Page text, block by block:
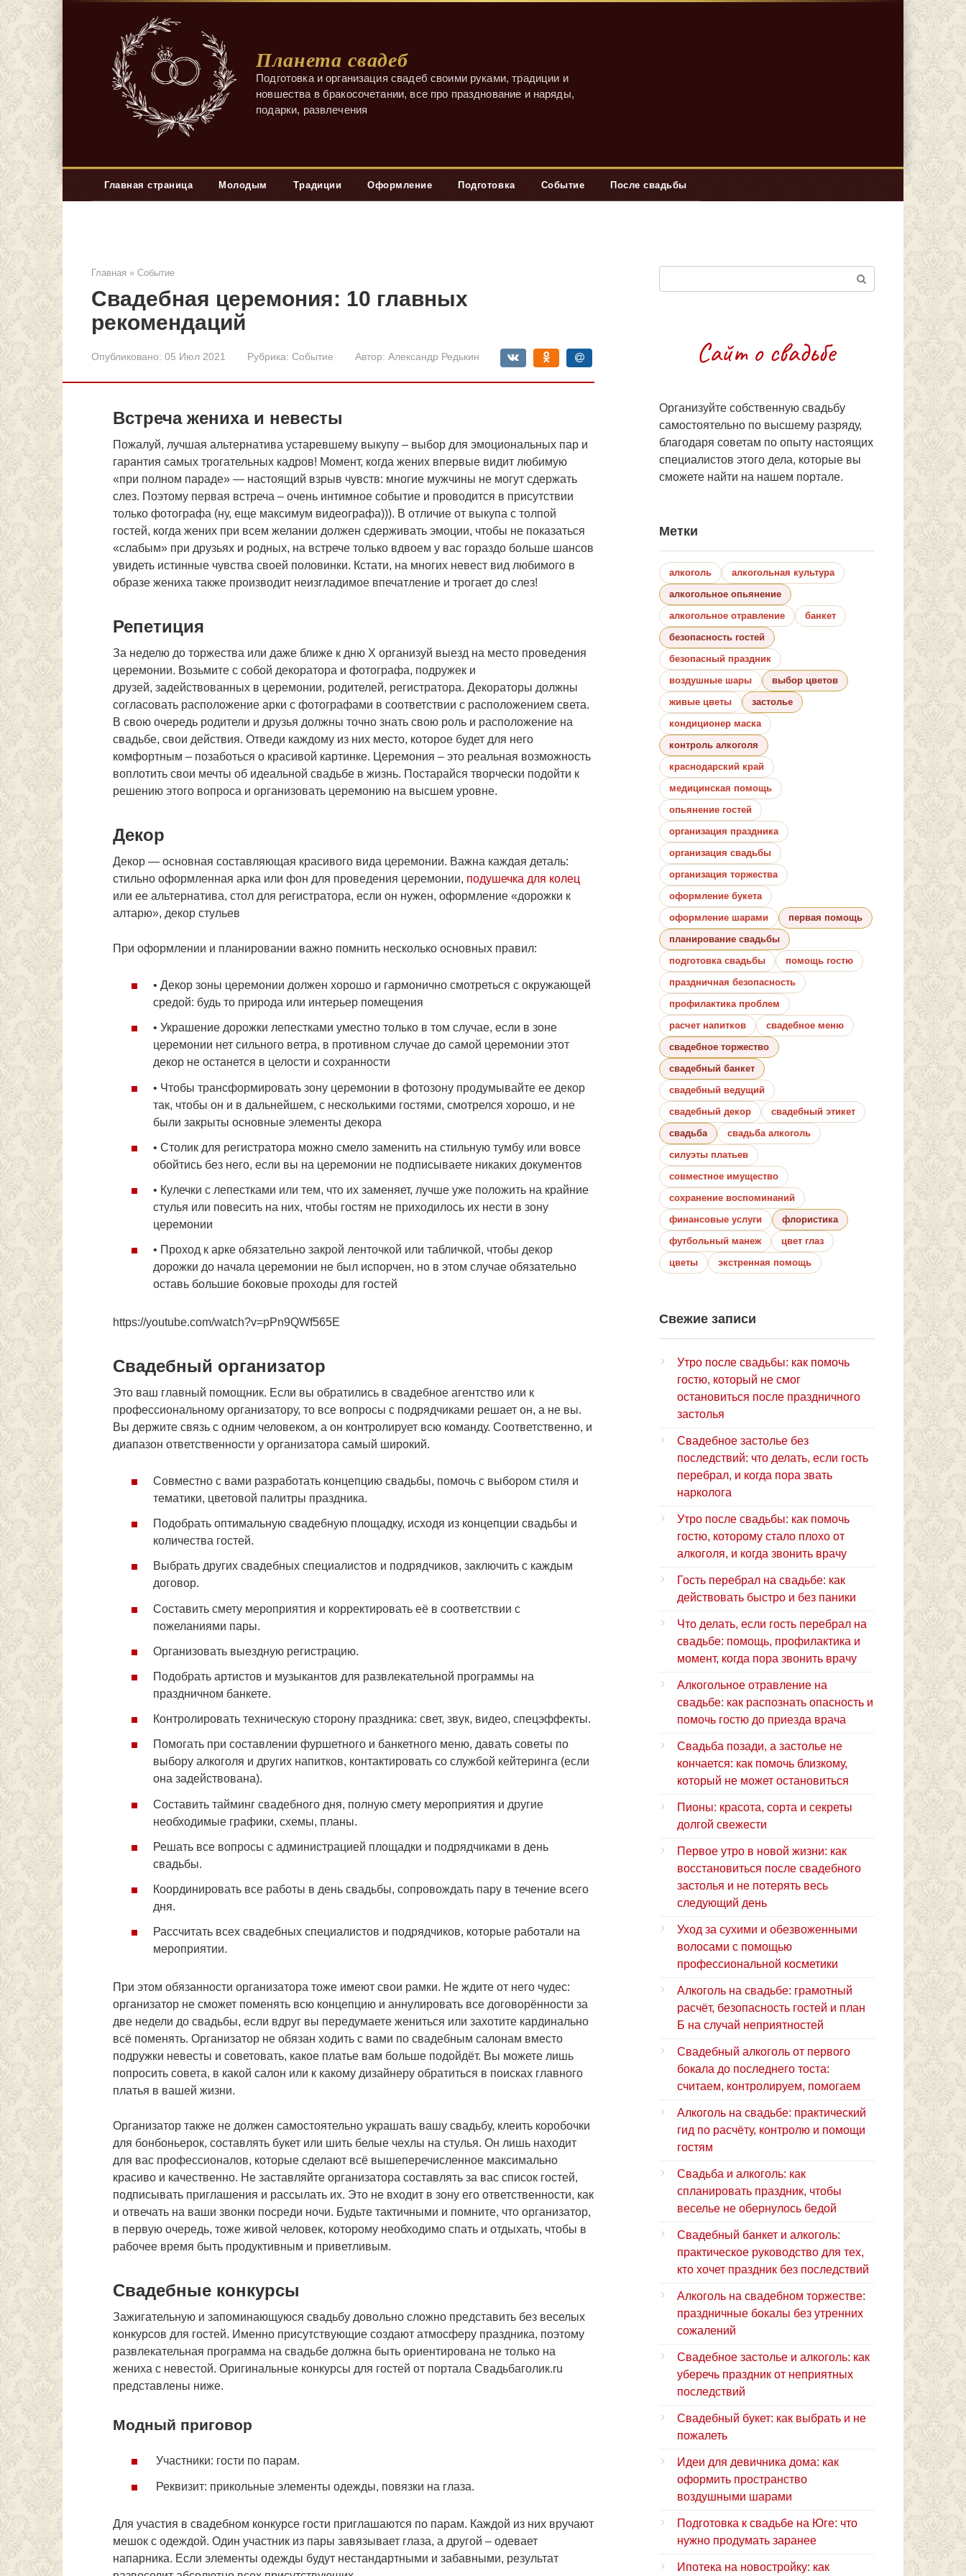
Планета свадеб
Подготовка и организация свадеб своими руками, традиции и
новшества в бракосочетании, все про празднование и наряды,
подарки, развлечения
Главная страница Молодым Традиции Оформление Подготовка Событие После свадьбы
Главная » Событие
Свадебная церемония: 10 главных
рекомендаций
Опубликовано: 05 Июл 2021 Рубрика: Событие Автор: Александр Редькин
Встреча жениха и невесты
Пожалуй, лучшая альтернатива устаревшему выкупу – выбор для эмоциональных пар и
гарантия самых трогательных кадров! Момент, когда жених впервые видит любимую
«при полном параде» — настоящий взрыв чувств: многие мужчины не могут сдержать
слез. Поэтому первая встреча – очень интимное событие и проводится в присутствии
только фотографа (ну, еще максимум видеографа))). В отличие от выкупа с толпой
гостей, когда жених при всем желании должен сдерживать эмоции, чтобы не показаться
«слабым» при друзьях и родных, на встрече только вдвоем у вас гораздо больше шансов
увидеть истинные чувства своей половинки. Кстати, на многих невест вид любимого в
образе жениха также производит неизгладимое впечатление и трогает до слез!
Репетиция
За неделю до торжества или даже ближе к дню Х организуй выезд на место проведения
церемонии. Возьмите с собой декоратора и фотографа, подружек и
друзей, задействованных в церемонии, родителей, регистратора. Декораторы должны
согласовать расположение арки с фотографами в соответствии с расположением света.
В свою очередь родители и друзья должны точно знать свою роль и расположение на
свадьбе, свои действия. Отведи каждому из них место, которое будет для него
комфортным – позаботься о красивой картинке. Церемония – это реальная возможность
воплотить свои мечты об идеальной свадьбе в жизнь. Постарайся творчески подойти к
решению этого вопроса и организовать церемонию на высшем уровне.
Декор
Декор — основная составляющая красивого вида церемонии. Важна каждая деталь:
стильно оформленная арка или фон для проведения церемонии, подушечка для колец
или ее альтернатива, стол для регистратора, если он нужен, оформление «дорожки к
алтарю», декор стульев
При оформлении и планировании важно помнить несколько основных правил:
• Декор зоны церемонии должен хорошо и гармонично смотреться с окружающей
средой: будь то природа или интерьер помещения
• Украшение дорожки лепестками уместно только в том случае, если в зоне
церемонии нет сильного ветра, в противном случае до самой церемонии этот
декор не останется в целости и сохранности
• Чтобы трансформировать зону церемонии в фотозону продумывайте ее декор
так, чтобы он и в дальнейшем, с несколькими гостями, смотрелся хорошо, и не
были закрыты основные элементы декора
• Столик для регистратора можно смело заменить на стильную тумбу или вовсе
обойтись без него, если вы на церемонии не подписываете никаких документов
• Кулечки с лепестками или тем, что их заменяет, лучше уже положить на крайние
стулья или повесить на них, чтобы гостям не приходилось их нести в зону
церемонии
• Проход к арке обязательно закрой ленточкой или табличкой, чтобы декор
дорожки до начала церемонии не был испорчен, но в этом случае обязательно
оставь большие боковые проходы для гостей
https://youtube.com/watch?v=pPn9QWf565E
Свадебный организатор
Это ваш главный помощник. Если вы обратились в свадебное агентство или к
профессиональному организатору, то все вопросы с подрядчиками решает он, а не вы.
Вы держите связь с одним человеком, а он контролирует всю команду. Соответственно, и
диапазон ответственности у организатора самый широкий.
Совместно с вами разработать концепцию свадьбы, помочь с выбором стиля и
тематики, цветовой палитры праздника.
Подобрать оптимальную свадебную площадку, исходя из концепции свадьбы и
количества гостей.
Выбрать других свадебных специалистов и подрядчиков, заключить с каждым
договор.
Составить смету мероприятия и корректировать её в соответствии с
пожеланиями пары.
Организовать выездную регистрацию.
Подобрать артистов и музыкантов для развлекательной программы на
праздничном банкете.
Контролировать техническую сторону праздника: свет, звук, видео, спецэффекты.
Помогать при составлении фуршетного и банкетного меню, давать советы по
выбору алкоголя и других напитков, контактировать со службой кейтеринга (если
она задействована).
Составить тайминг свадебного дня, полную смету мероприятия и другие
необходимые графики, схемы, планы.
Решать все вопросы с администрацией площадки и подрядчиками в день
свадьбы.
Координировать все работы в день свадьбы, сопровождать пару в течение всего
дня.
Рассчитать всех свадебных специалистов и подрядчиков, которые работали на
мероприятии.
При этом обязанности организатора тоже имеют свои рамки. Не ждите от него чудес:
организатор не сможет поменять всю концепцию и аннулировать все договорённости за
две недели до свадьбы, если вдруг вы передумаете жениться или захотите кардинально
всё поменять. Организатор не обязан ходить с вами по свадебным салонам вместо
подружки невесты и советовать, какое платье вам больше подойдёт. Вы можете лишь
попросить совета, в какой салон или к какому дизайнеру обратиться в поисках главного
платья в вашей жизни.
Организатор также не должен самостоятельно украшать вашу свадьбу, клеить коробочки
для бонбоньерок, составлять букет или шить белые чехлы на стулья. Он лишь находит
для вас профессионалов, которые сделают всё вышеперечисленное максимально
красиво и качественно. Не заставляйте организатора составлять за вас список гостей,
подписывать приглашения и рассылать их. Это не входит в зону его ответственности, как
и отвечать на ваши звонки посреди ночи. Будьте тактичными и помните, что организатор,
в первую очередь, тоже живой человек, которому необходимо спать и отдыхать, чтобы в
рабочее время быть продуктивным и приветливым.
Свадебные конкурсы
Зажигательную и запоминающуюся свадьбу довольно сложно представить без веселых
конкурсов для гостей. Именно присутствующие создают атмосферу праздника, поэтому
развлекательная программа на свадьбе должна быть ориентирована не только на
жениха с невестой. Оригинальные конкурсы для гостей от портала Свадьбаголик.ru
представлены ниже.
Модный приговор
Участники: гости по парам.
Реквизит: прикольные элементы одежды, повязки на глаза.
Для участия в свадебном конкурсе гости приглашаются по парам. Каждой из них вручают
мешок с одеждой. Один участник из пары завязывает глаза, а другой – одевает
напарника. Если элементы одежды будут нестандартными и забавными, результат
Организуйте собственную свадьбу
самостоятельно по высшему разряду,
благодаря советам по опыту настоящих
специалистов этого дела, которые вы
сможете найти на нашем портале.
Метки
алкоголь
алкогольная культура
алкогольное опьянение
алкогольное отравление
банкет
безопасность гостей
безопасный праздник
воздушные шары
выбор цветов
живые цветы
застолье
кондиционер маска
контроль алкоголя
краснодарский край
медицинская помощь
опьянение гостей
организация праздника
организация свадьбы
организация торжества
оформление букета
оформление шарами
первая помощь
планирование свадьбы
подготовка свадьбы
помощь гостю
праздничная безопасность
профилактика проблем
расчет напитков
свадебное меню
свадебное торжество
свадебный банкет
свадебный ведущий
свадебный декор
свадебный этикет
свадьба
свадьба алкоголь
силуэты платьев
совместное имущество
сохранение воспоминаний
финансовые услуги
флористика
футбольный манеж
цвет глаз
цветы
экстренная помощь
Свежие записи
Утро после свадьбы: как помочь
гостю, который не смог
остановиться после праздничного
застолья
Свадебное застолье без
последствий: что делать, если гость
перебрал, и когда пора звать
нарколога
Утро после свадьбы: как помочь
гостю, которому стало плохо от
алкоголя, и когда звонить врачу
Гость перебрал на свадьбе: как
действовать быстро и без паники
Что делать, если гость перебрал на
свадьбе: помощь, профилактика и
момент, когда пора звонить врачу
Алкогольное отравление на
свадьбе: как распознать опасность и
помочь гостю до приезда врача
Свадьба позади, а застолье не
кончается: как помочь близкому,
который не может остановиться
Пионы: красота, сорта и секреты
долгой свежести
Первое утро в новой жизни: как
восстановиться после свадебного
застолья и не потерять весь
следующий день
Уход за сухими и обезвоженными
волосами с помощью
профессиональной косметики
Алкоголь на свадьбе: грамотный
расчёт, безопасность гостей и план
Б на случай неприятностей
Свадебный алкоголь от первого
бокала до последнего тоста:
считаем, контролируем, помогаем
Алкоголь на свадьбе: практический
гид по расчёту, контролю и помощи
гостям
Свадьба и алкоголь: как
спланировать праздник, чтобы
веселье не обернулось бедой
Свадебный банкет и алкоголь:
практическое руководство для тех,
кто хочет праздник без последствий
Алкоголь на свадебном торжестве:
праздничные бокалы без утренних
сожалений
Свадебное застолье и алкоголь: как
уберечь праздник от неприятных
последствий
Свадебный букет: как выбрать и не
пожалеть
Идеи для девичника дома: как
оформить пространство
воздушными шарами
Подготовка к свадьбе на Юге: что
нужно продумать заранее
Ипотека на новостройку: как